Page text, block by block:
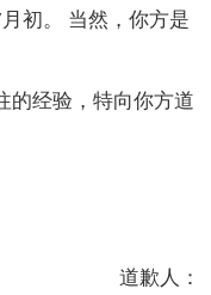
初。 当然，你方是
的经验，特向你方道
道歉人：